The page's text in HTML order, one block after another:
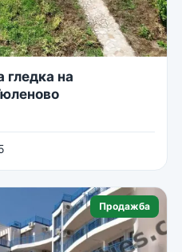
на
Продажба